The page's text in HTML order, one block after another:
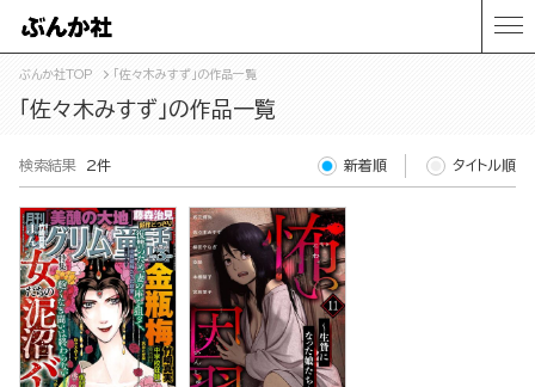
ぶんか社TOP 「佐々木みすず」の作品一覧
「佐々木みすず」の作品一覧
検索結果 2件 新着順 タイトル順